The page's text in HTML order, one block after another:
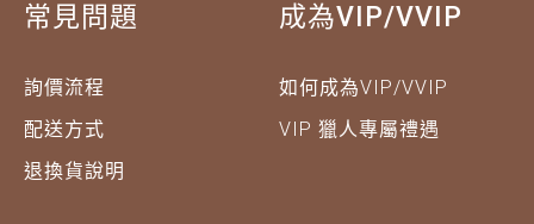
常見問題
詢價流程
配送方式
退換貨說明
成為VIP/VVIP
如何成為VIP/VVIP
VIP 獵人專屬禮遇